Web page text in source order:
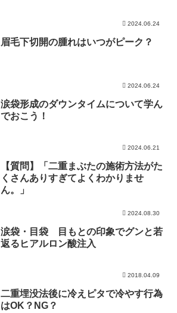
2024.06.24
眉毛下切開の腫れはいつがピーク？
2024.06.24
涙袋形成のダウンタイムについて学ん
でおこう！
2024.06.21
【質問】「二重まぶたの施術方法がた
くさんありすぎてよくわかりませ
ん。」
2024.08.30
涙袋・目袋 目もとの印象でグンと若
返るヒアルロン酸注入
2018.04.09
二重埋没法後に冷えピタで冷やす行為
はOK？NG？